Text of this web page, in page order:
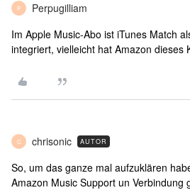
P Perpugilliam
Im Apple Music-Abo ist iTunes Match
integriert, vielleicht hat Amazon dieses
C chrisonic AUTOR
So, um das ganze mal aufzuklären
Amazon Music Support un Verbindung